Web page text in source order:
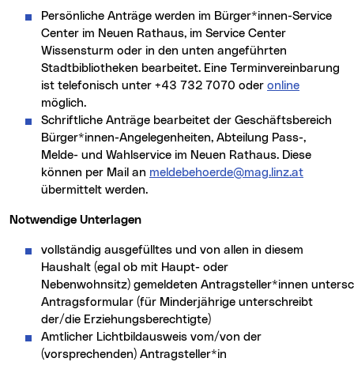
Persönliche Anträge werden im Bürger*innen-Service
Center im Neuen Rathaus, im Service Center
Wissensturm oder in den unten angeführten
Stadtbibliotheken bearbeitet. Eine Terminvereinbarung
ist telefonisch unter +43 732 7070 oder online
möglich.
Schriftliche Anträge bearbeitet der Geschäftsbereich
Bürger*innen-Angelegenheiten, Abteilung Pass-,
Melde- und Wahlservice im Neuen Rathaus. Diese
können per Mail an meldebehoerde@mag.linz.at
übermittelt werden.
Notwendige Unterlagen
vollständig ausgefülltes und von allen in diesem
Haushalt (egal ob mit Haupt- oder
Nebenwohnsitz) gemeldeten Antragsteller*innen
Antragsformular (für Minderjährige unterschreibt
der/die Erziehungsberechtigte)
Amtlicher Lichtbildausweis vom/von der
(vorsprechenden) Antragsteller*in